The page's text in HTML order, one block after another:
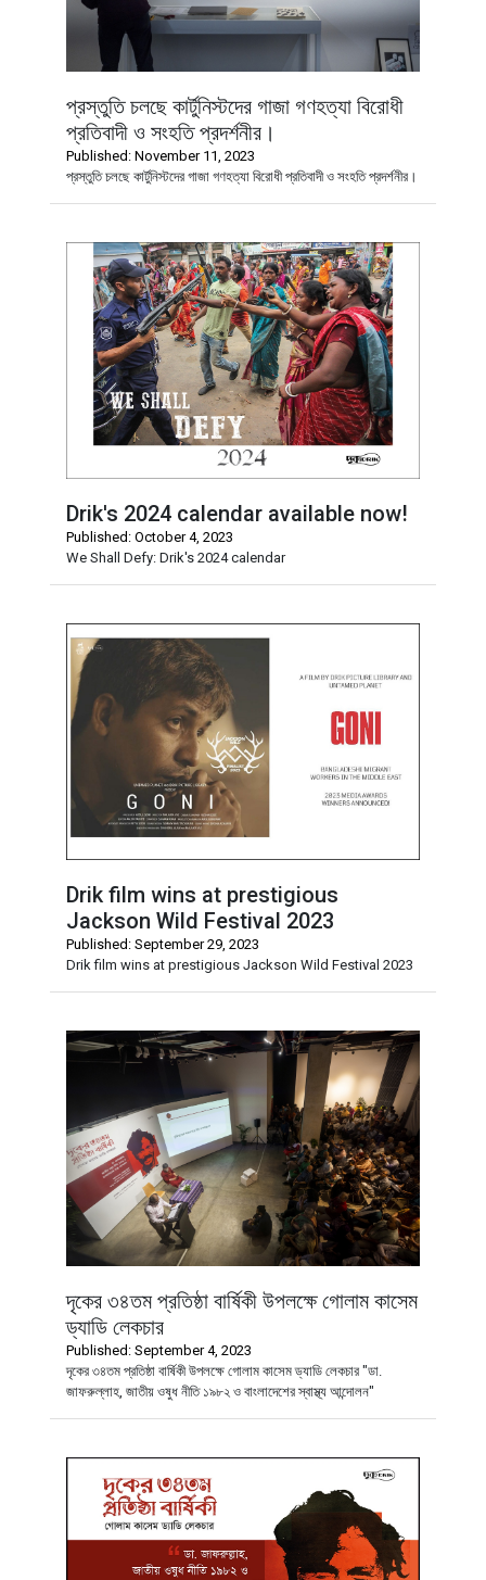
প্রস্তুতি চলছে কার্টুনিস্টদের গাজা গণহত্যা বিরোধী
প্রতিবাদী ও সংহতি প্রদর্শনীর।
Published: November 11, 2023
প্রস্তুতি চলছে কার্টুনিস্টদের গাজা গণহত্যা বিরোধী প্রতিবাদী ও সংহতি প্রদর্শনীর।
Drik's 2024 calendar available now!
Published: October 4, 2023
We Shall Defy: Drik's 2024 calendar
Drik film wins at prestigious
Jackson Wild Festival 2023
Published: September 29, 2023
Drik film wins at prestigious Jackson Wild Festival 2023
দৃকের ৩৪তম প্রতিষ্ঠা বার্ষিকী উপলক্ষে গোলাম কাসেম
ড্যাডি লেকচার
Published: September 4, 2023
দৃকের ৩৪তম প্রতিষ্ঠা বার্ষিকী উপলক্ষে গোলাম কাসেম ড্যাডি লেকচার "ডা.
জাফরুল্লাহ, জাতীয় ওষুধ নীতি ১৯৮২ ও বাংলাদেশের স্বাস্থ্য আন্দোলন"